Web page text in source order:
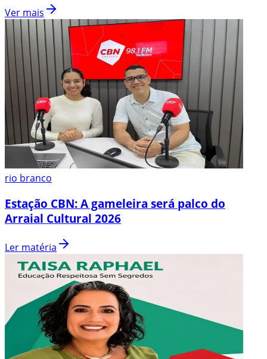
Ver mais
rio branco
Estação CBN: A gameleira será palco do
Arraial Cultural 2026
Ler matéria